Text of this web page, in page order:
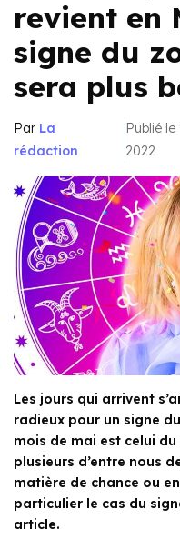
revient en
signe du
sera plus
Par La
rédaction
Publié le
2022
Les jours qui arrivent
radieux pour un signe
mois de mai est celui
plusieurs d’entre nous
matière de chance ou
particulier le cas du
article.